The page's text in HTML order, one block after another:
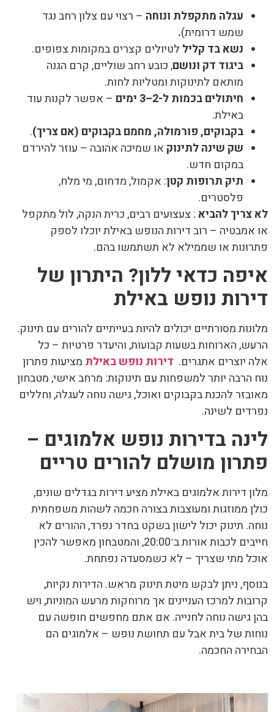
עגלה מתקפלת ונוחה – רצוי עם צלון רחב נגד
שמש דרומית).
נשא בד קליל לטיולים קצרים במקומות צפופים.
ביגוד דק ונושם, כובע רחב שוליים, קרם הגנה
מותאם לתינוקות ומטליות לחות.
חיתולים בכמות ל-2–3 ימים
– אפשר לקנות עוד
באילת.
בקבוקים, פורמולה, מחמם בקבוקים (אם צריך).
שק שינה לתינוק או שמיכה אהובה – עוזר להירדם
במקום חדש.
תיק תרופות קטן: אקמול, מדחום, מי מלח,
פלסטרים.
לא צריך להביא: צעצועים רבים, כרית הנקה, לול מתקפל
או אמבטיה – רוב דירות הנופש באילת יוכלו לספק
פתרונות או שממילא לא תשתמשו בהם.
איפה כדאי ללון? היתרון של
דירות נופש באילת
מלונות מסורתיים יכולים להיות בעייתיים להורים עם תינוק.
הרעש, הארוחות בשעות קבועות, והיעדר פרטיות – כל
אלה יוצרים אתגרים. דירות נופש באילת מציעות פתרון
נוח הרבה יותר למשפחות עם תינוקות: מרחב אישי, מטבחון
מאובזר להכנת בקבוקים ואוכל, גישה נוחה לעגלה, וחללים
נפרדים לשינה.
לינה בדירות נופש אלמוגים –
פתרון מושלם להורים טריים
מלון דירות אלמוגים באילת מציע דירות בגדלים שונים,
כולן ממוזגות ומעוצבות בצורה חכמה לשהות משפחתית
נוחה. תינוק יכול לישון בשקט בחדר נפרד, ההורים לא
חייבים לכבות אורות ב־20:00, והמטבחון מאפשר להכין
אוכל מתי שצריך – לא כשמסעדה נפתחת.
בנוסף, ניתן לבקש מיטת תינוק מראש. הדירות נקיות,
קרובות למרכז העניינים אך מרוחקות מרעש המוניות, ויש
בהן גישה נוחה לחנייה. אם אתם מחפשים חופשה עם
נוחות של בית אבל עם תחושת נופש – אלמוגים הם
הבחירה החכמה.